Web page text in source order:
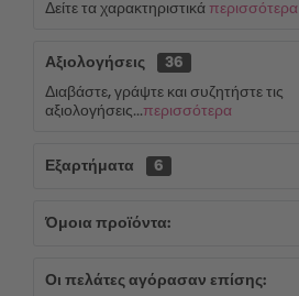
Δείτε τα χαρακτηριστικά περισσότερα
Αξιολογήσεις
36
Διαβάστε, γράψτε και συζητήστε τις
αξιολογήσεις...περισσότερα
Εξαρτήματα 6
Όμοια προϊόντα:
Οι πελάτες αγόρασαν επίσης: